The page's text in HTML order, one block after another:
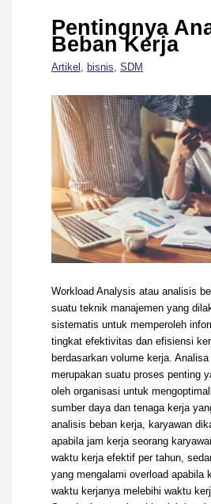
Pentingnya
Beban Kerja
Artikel , bisnis, SDM
Workload Analysis atau analisis
suatu teknik manajemen yang
sistematis untuk memperoleh
tingkat efektivitas dan efisiensi
berdasarkan volume kerja.
merupakan suatu proses penting
oleh organisasi untuk
sumber daya dan tenaga kerja
analisis beban kerja, karyawan
apabila jam kerja seorang
waktu kerja efektif per tahun,
yang mengalami overload apabila
waktu kerjanya melebihi waktu